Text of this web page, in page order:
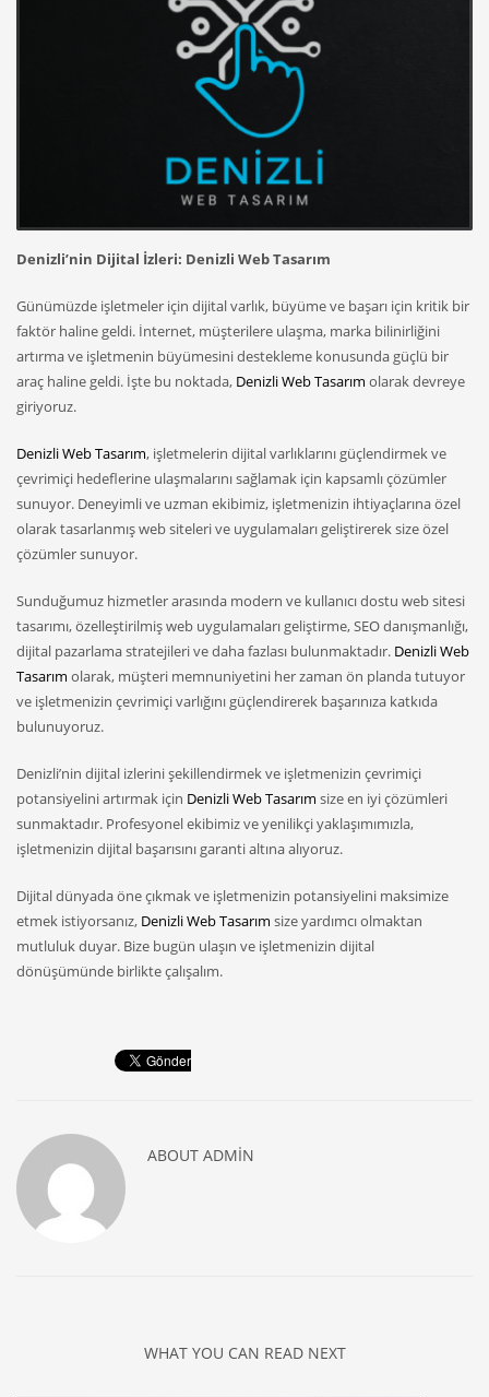
Denizli’nin Dijital İzleri: Denizli Web Tasarım
Günümüzde işletmeler için dijital varlık, büyüme ve başarı için kritik bir
faktör haline geldi. İnternet, müşterilere ulaşma, marka bilinirliğini
artırma ve işletmenin büyümesini destekleme konusunda güçlü bir
araç haline geldi. İşte bu noktada, Denizli Web Tasarım olarak devreye
giriyoruz.
Denizli Web Tasarım, işletmelerin dijital varlıklarını güçlendirmek ve
çevrimiçi hedeflerine ulaşmalarını sağlamak için kapsamlı çözümler
sunuyor. Deneyimli ve uzman ekibimiz, işletmenizin ihtiyaçlarına özel
olarak tasarlanmış web siteleri ve uygulamaları geliştirerek size özel
çözümler sunuyor.
Sunduğumuz hizmetler arasında modern ve kullanıcı dostu web sitesi
tasarımı, özelleştirilmiş web uygulamaları geliştirme, SEO danışmanlığı,
dijital pazarlama stratejileri ve daha fazlası bulunmaktadır. Denizli Web
Tasarım olarak, müşteri memnuniyetini her zaman ön planda tutuyor
ve işletmenizin çevrimiçi varlığını güçlendirerek başarınıza katkıda
bulunuyoruz.
Denizli’nin dijital izlerini şekillendirmek ve işletmenizin çevrimiçi
potansiyelini artırmak için Denizli Web Tasarım size en iyi çözümleri
sunmaktadır. Profesyonel ekibimiz ve yenilikçi yaklaşımımızla,
işletmenizin dijital başarısını garanti altına alıyoruz.
Dijital dünyada öne çıkmak ve işletmenizin potansiyelini maksimize
etmek istiyorsanız, Denizli Web Tasarım size yardımcı olmaktan
mutluluk duyar. Bize bugün ulaşın ve işletmenizin dijital
dönüşümünde birlikte çalışalım.
ABOUT ADMIN
WHAT YOU CAN READ NEXT